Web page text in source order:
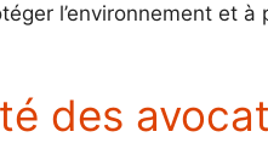
l’environnement et à
des